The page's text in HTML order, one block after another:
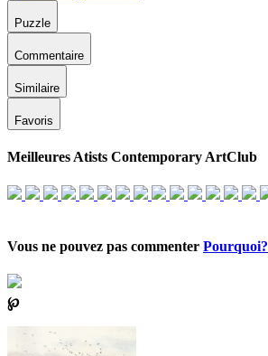
Puzzle
Commentaire
Similaire
Favoris
Meilleures Atists Contemporary ArtClub
Vous ne pouvez pas commenter Pourquoi?
℘